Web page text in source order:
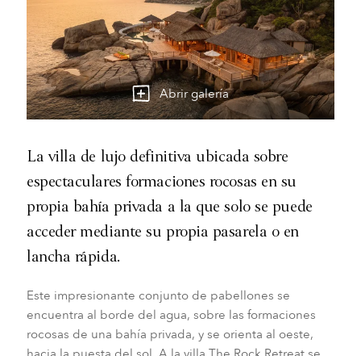
Abrir galería
La villa de lujo definitiva ubicada sobre
espectaculares formaciones rocosas en su
propia bahía privada a la que solo se puede
acceder mediante su propia pasarela o en
lancha rápida.
Este impresionante conjunto de pabellones se
encuentra al borde del agua, sobre las formaciones
rocosas de una bahía privada, y se orienta al oeste,